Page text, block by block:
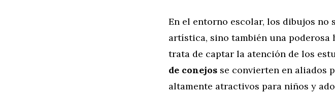
En el entorno escolar, los dibujos no
artística, sino también una poderosa
trata de captar la atención de los
de conejos se convierten en aliados
altamente atractivos para niños y